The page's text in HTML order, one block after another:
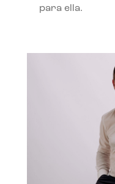
para ella.